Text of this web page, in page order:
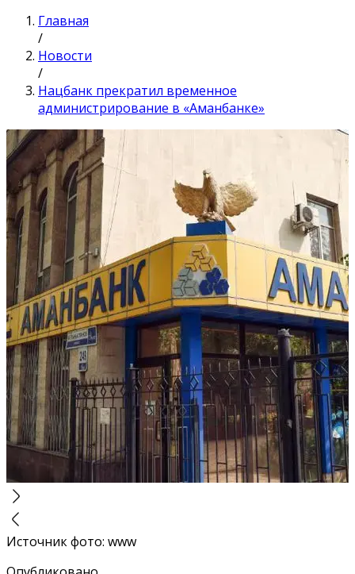
Главная
/
Новости
/
Нацбанк прекратил временное
администрирование в «Аманбанке»
Источник фото: www